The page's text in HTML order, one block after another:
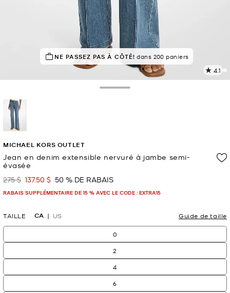
EN DEMANDE ! 153 vendus
NE PASSEZ PAS À CÔTÉ! dans 200 paniers
4.1
MICHAEL KORS OUTLET
Jean en denim extensible nervuré à jambe semi-
évasée
était
275 $ maintenant
137.50 $ 50 % DE RABAIS
RABAIS SUPPLÉMENTAIRE DE 15 % AVEC LE CODE : EXTRA15
TAILLE CA US Guide de taille
0
2
4
6